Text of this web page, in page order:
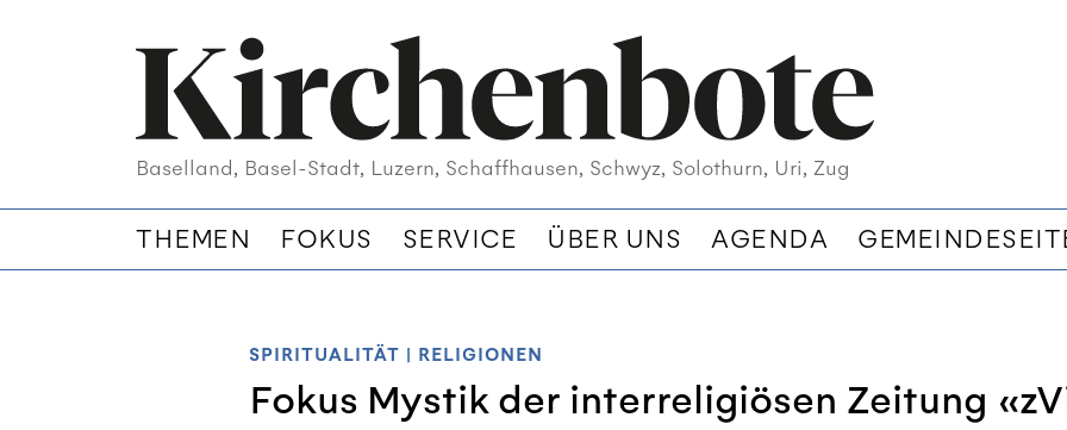
Baselland, Basel-Stadt, Luzern, Schaffhausen, Schwyz, Solothurn, Uri, Zug
THEMEN FOKUS SERVICE ÜBER UNS AGENDA
SPIRITUALITÄT RELIGIONEN
Fokus Mystik der interreligiösen Zeitung